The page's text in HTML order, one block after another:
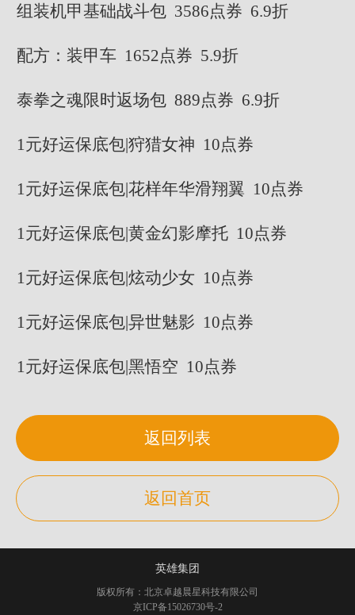
组装机甲基础战斗包 3586点券 6.9折
配方：装甲车 1652点券 5.9折
泰拳之魂限时返场包 889点券 6.9折
1元好运保底包|狩猎女神 10点券
1元好运保底包|花样年华滑翔翼 10点券
1元好运保底包|黄金幻影摩托 10点券
1元好运保底包|炫动少女 10点券
1元好运保底包|异世魅影 10点券
1元好运保底包|黑悟空 10点券
返回列表
返回首页
英雄集团
版权所有：北京卓越晨星科技有限公司
京ICP备15026730号-2